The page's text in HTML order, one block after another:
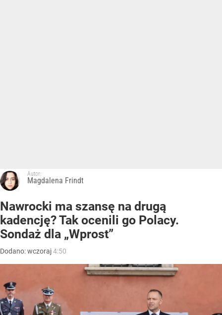
Autor:
Magdalena Frindt
Nawrocki ma szansę na drugą
kadencję? Tak ocenili go Polacy.
Sondaż dla „Wprost”
Dodano:wczoraj4:50